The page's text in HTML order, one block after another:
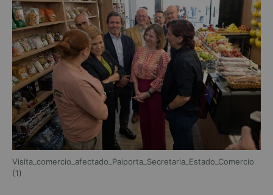
Visita_comercio_afectado_Paiporta_Secretaria_Estado_Comercio
(1)